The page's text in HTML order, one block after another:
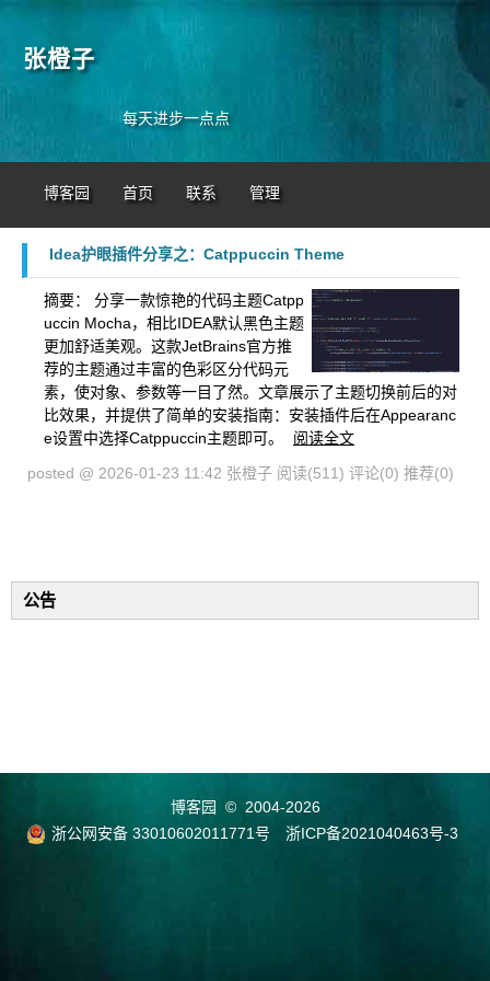
张橙子
每天进步一点点
博客园 首页 联系 管理
Idea护眼插件分享之：Catppuccin Theme
摘要： 分享一款惊艳的代码主题Catpp
uccin Mocha，相比IDEA默认黑色主题
更加舒适美观。这款JetBrains官方推
荐的主题通过丰富的色彩区分代码元
素，使对象、参数等一目了然。文章展示了主题切换前后的对
比效果，并提供了简单的安装指南：安装插件后在Appearanc
e设置中选择Catppuccin主题即可。
阅读全文
posted @ 2026-01-23 11:42 张橙子 阅读(511) 评论(0) 推荐(0)
公告
博客园
© 2004-2026
浙公网安备 33010602011771号
浙ICP备2021040463号-3